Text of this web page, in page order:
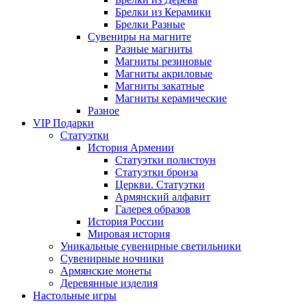
Брелки из Керамики
Брелки Разные
Сувениры на магните
Разные магниты
Магниты резиновые
Магниты акриловые
Магниты закатные
Магниты керамические
Разное
VIP Подарки
Статуэтки
История Армении
Статуэтки полистоун
Статуэтки бронза
Церкви. Статуэтки
Армянский алфавит
Галерея образов
История России
Мировая история
Уникальные сувенирные светильники
Сувенирные ночники
Армянские монеты
Деревянные изделия
Настольные игры